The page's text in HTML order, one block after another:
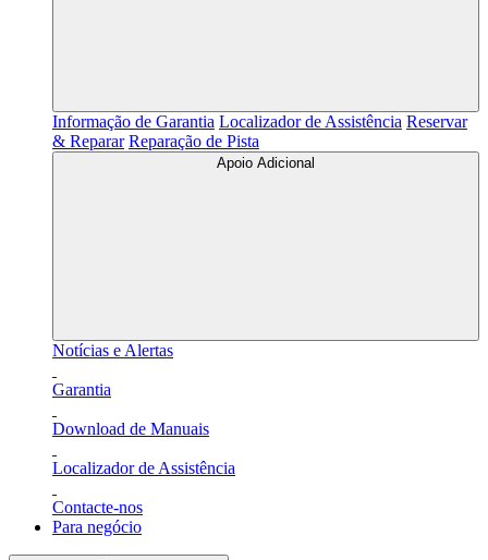
Informação de Garantia Localizador de Assistência Reservar
& Reparar Reparação de Pista
Apoio Adicional
Notícias e Alertas
Garantia
Download de Manuais
Localizador de Assistência
Contacte-nos
Para negócio